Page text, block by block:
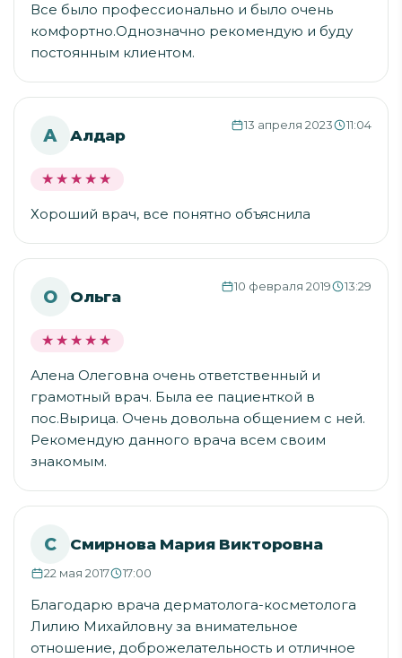
Все было профессионально и было очень
комфортно.Однозначно рекомендую и буду
постоянным клиентом.
А Алдар
13 апреля 2023 11:04
★★★★★
★★★★★
Хороший врач, все понятно объяснила
О Ольга
10 февраля 2019 13:29
★★★★★
★★★★★
Алена Олеговна очень ответственный и
грамотный врач. Была ее пациенткой в
пос.Вырица. Очень довольна общением с ней.
Рекомендую данного врача всем своим
знакомым.
С Смирнова Мария Викторовна
22 мая 2017 17:00
Благодарю врача дерматолога-косметолога
Лилию Михайловну за внимательное
отношение, доброжелательность и отличное